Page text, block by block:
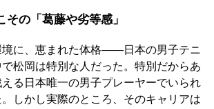
その「葛藤や劣等感」
に、恵まれた体格――日本の男子テニ
松岡は特別な人だった。特別だからあ
る日本唯一の男子プレーヤーでいられ
しかし実際のところ、そのキャリアは